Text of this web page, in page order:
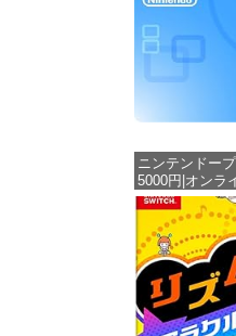
ニンテンドー
5000円|オンラ